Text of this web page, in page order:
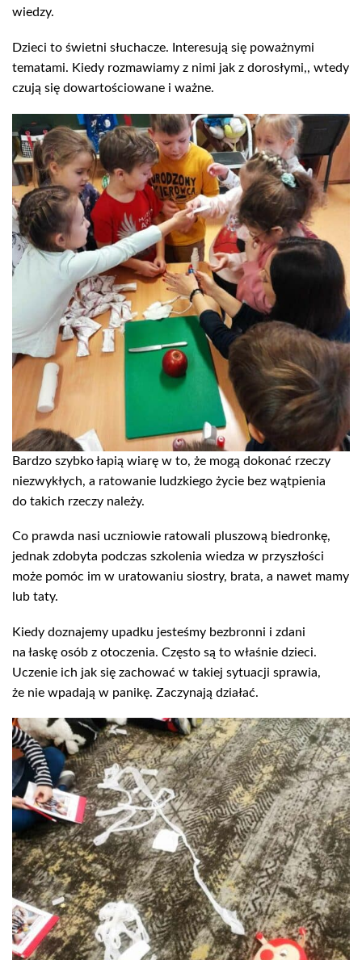
wiedzy.
Dzieci to świetni słuchacze. Interesują się poważnymi
tematami. Kiedy rozmawiamy z nimi jak z dorosłymi,, wtedy
czują się dowartościowane i ważne.
Bardzo szybko łapią wiarę w to, że mogą dokonać rzeczy
niezwykłych, a ratowanie ludzkiego życie bez wątpienia
do takich rzeczy należy.
Co prawda nasi uczniowie ratowali pluszową biedronkę,
jednak zdobyta podczas szkolenia wiedza w przyszłości
może pomóc im w uratowaniu siostry, brata, a nawet mamy
lub taty.
Kiedy doznajemy upadku jesteśmy bezbronni i zdani
na łaskę osób z otoczenia. Często są to właśnie dzieci.
Uczenie ich jak się zachować w takiej sytuacji sprawia,
że nie wpadają w panikę. Zaczynają działać.